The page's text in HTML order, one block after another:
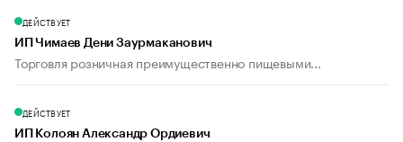
ДЕЙСТВУЕТ
ИП Чимаев Дени Заурмаканович
Торговля розничная преимущественно пищевыми...
ДЕЙСТВУЕТ
ИП Колоян Александр Ордиевич